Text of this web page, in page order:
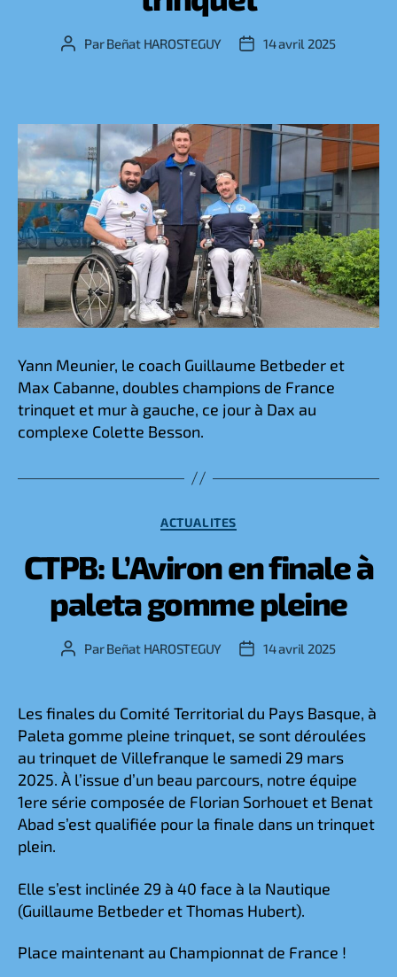
Auteur
ParBeñat HAROSTEGUY
Date14 avril 2025
Yann Meunier, le coach Guillaume Betbeder et
Max Cabanne, doubles champions de France
trinquet et mur à gauche, ce jour à Dax au
complexe Colette Besson.
Catégories
ACTUALITES
CTPB: L’Aviron en finale à
paleta gomme pleine
Auteur
ParBeñat HAROSTEGUY
Date14 avril 2025
Les finales du Comité Territorial du Pays Basque, à
Paleta gomme pleine trinquet, se sont déroulées
au trinquet de Villefranque le samedi 29 mars
2025. À l’issue d’un beau parcours, notre équipe
1ere série composée de Florian Sorhouet et Benat
Abad s’est qualifiée pour la finale dans un trinquet
plein.
Elle s’est inclinée 29 à 40 face à la Nautique
(Guillaume Betbeder et Thomas Hubert).
Place maintenant au Championnat de France !